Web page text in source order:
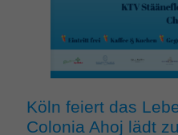
Köln feiert das
Colonia Ahoj lädt